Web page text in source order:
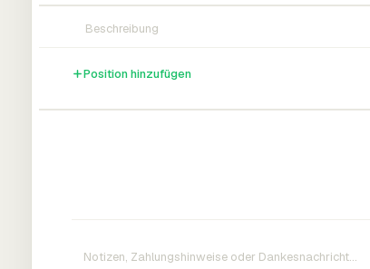
Position hinzufügen